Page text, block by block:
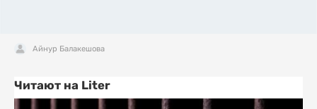
Айнур Балакешова
Читают на Liter